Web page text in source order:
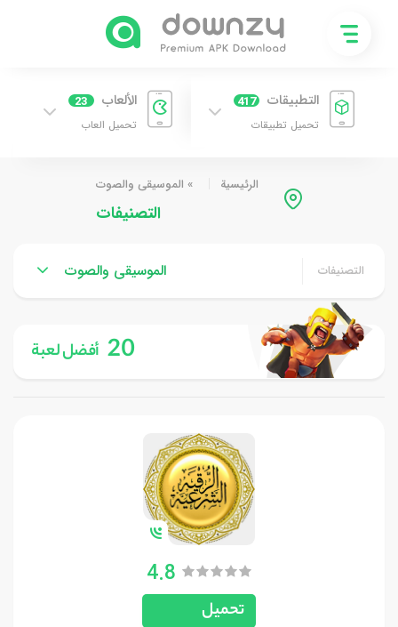
التطبيقات 417
تحميل تطبيقات
الألعاب 23
تحميل العاب
الرئيسية » الموسيقى والصوت
التصنيفات
التصنيفات الموسيقى والصوت
20 أفضل لعبة
4.8
تحميل